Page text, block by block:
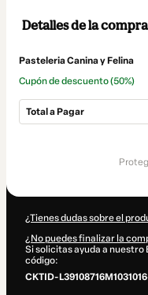
Detalles de la compra
Pasteleria Canina y Felina
Cupón de descuento(50%)
Total a Pagar
¿Tienes dudas sobre el
¿No puedes finalizar la
Si solicitas ayuda a
código:
CKTID-